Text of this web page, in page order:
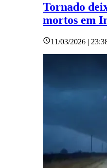
Tornado
mortos em
11/03/2026 |